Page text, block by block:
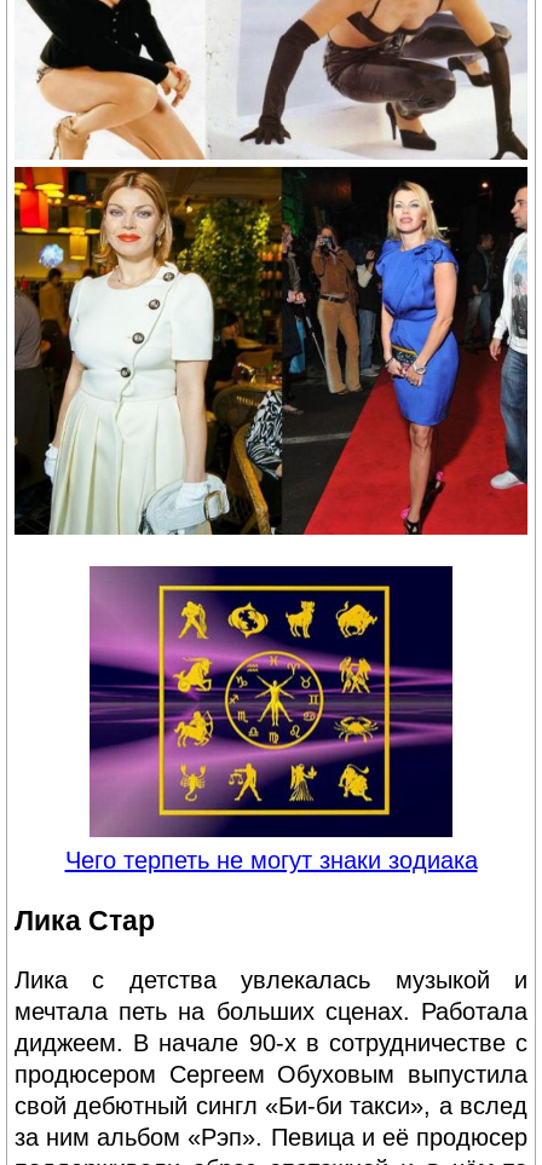
Чего терпеть не могут знаки зодиака
Лика Стар
Лика с детства увлекалась музыкой и
мечтала петь на больших сценах. Работала
диджеем. В начале 90-х в сотрудничестве с
продюсером Сергеем Обуховым выпустила
свой дебютный сингл «Би-би такси», а вслед
за ним альбом «Рэп». Певица и её продюсер